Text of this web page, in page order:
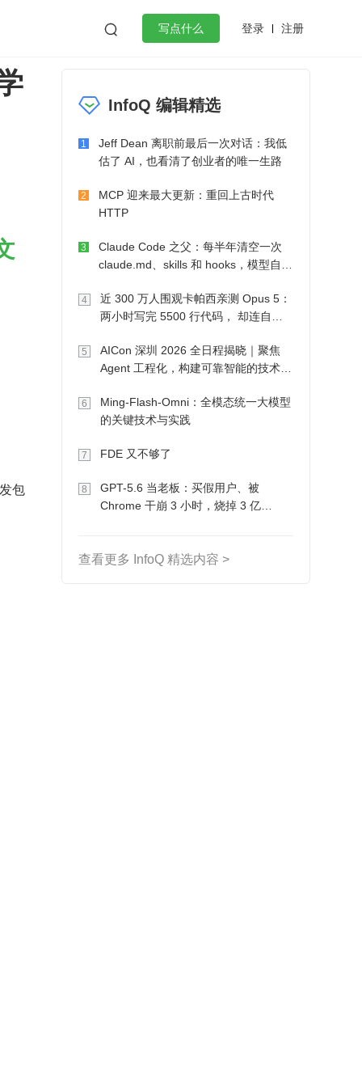
 写点什么 登录 注册
作
微服务架构 flutter
包
InfoQ 编辑精选
1
Jeff Dean 离职前最后一次对话：我低
估了 AI，也看清了创业者的唯一生路
2
MCP 迎来最大更新：重回上古时代
HTTP
3
Claude Code 之父：每半年清空一次
claude.md、skills 和 hooks，模型自己
4
近 300 万人围观卡帕西亲测 Opus 5：
两小时写完 5500 行代码， 却连自己
5
AICon 深圳 2026 全日程揭晓｜聚焦
Agent 工程化，构建可靠智能的技术路
6
Ming-Flash-Omni：全模态统一大模型
的关键技术与实践
7 FDE 又不够了
8
GPT-5.6 当老板：买假用户、被
Chrome 干崩 3 小时，烧掉 3 亿
查看更多 InfoQ 精选内容 >